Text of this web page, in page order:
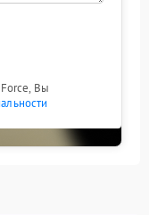
Вы